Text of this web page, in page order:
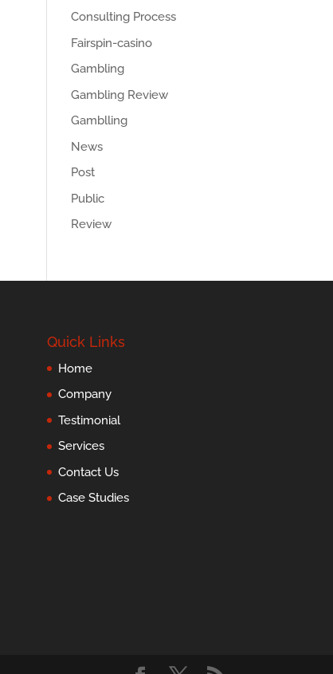
Consulting Process
Fairspin-casino
Gambling
Gambling Review
Gamblling
News
Post
Public
Review
Quick Links
Home
Company
Testimonial
Services
Contact Us
Case Studies